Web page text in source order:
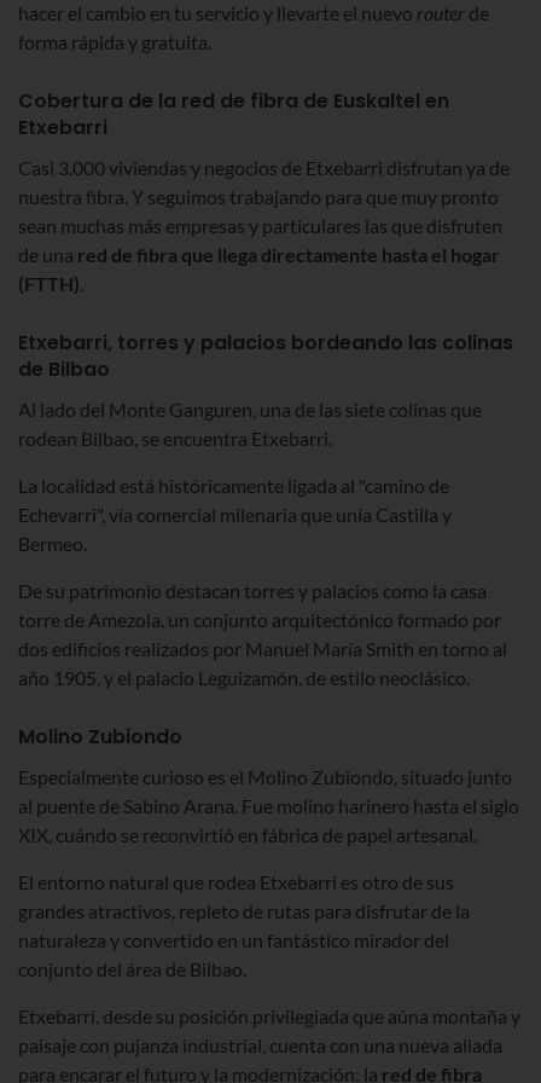
hacer el cambio en tu servicio y llevarte el nuevo router de
forma rápida y gratuita.
Cobertura de la red de fibra de Euskaltel en
Etxebarri
Casi 3.000 viviendas y negocios de Etxebarri disfrutan ya de
nuestra fibra. Y seguimos trabajando para que muy pronto
sean muchas más empresas y particulares las que disfruten
de una red de fibra que llega directamente hasta el hogar
(FTTH).
Etxebarri, torres y palacios bordeando las colinas
de Bilbao
Al lado del Monte Ganguren, una de las siete colinas que
rodean Bilbao, se encuentra Etxebarri.
La localidad está históricamente ligada al "camino de
Echevarri", vía comercial milenaria que unía Castilla y
Bermeo.
De su patrimonio destacan torres y palacios como la casa
torre de Amezola, un conjunto arquitectónico formado por
dos edificios realizados por Manuel María Smith en torno al
año 1905, y el palacio Leguizamón, de estilo neoclásico.
Molino Zubiondo
Especialmente curioso es el Molino Zubiondo, situado junto
al puente de Sabino Arana. Fue molino harinero hasta el siglo
XIX, cuándo se reconvirtió en fábrica de papel artesanal.
El entorno natural que rodea Etxebarri es otro de sus
grandes atractivos, repleto de rutas para disfrutar de la
naturaleza y convertido en un fantástico mirador del
conjunto del área de Bilbao.
Etxebarri, desde su posición privilegiada que aúna montaña y
paisaje con pujanza industrial, cuenta con una nueva aliada
para encarar el futuro y la modernización: la red de fibra